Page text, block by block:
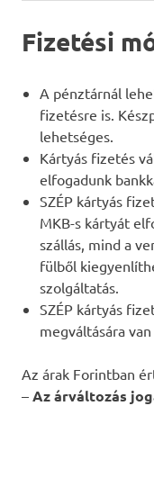
Fizetési
A pénztárnál
fizetésre is.
lehetséges.
Kártyás fizetés
elfogadunk
SZÉP kártyás
MKB-s kártyát
szállás, mind a
fülből
szolgáltatás.
SZÉP kártyás
megváltására
Az árak Forintban
– Az árváltozás